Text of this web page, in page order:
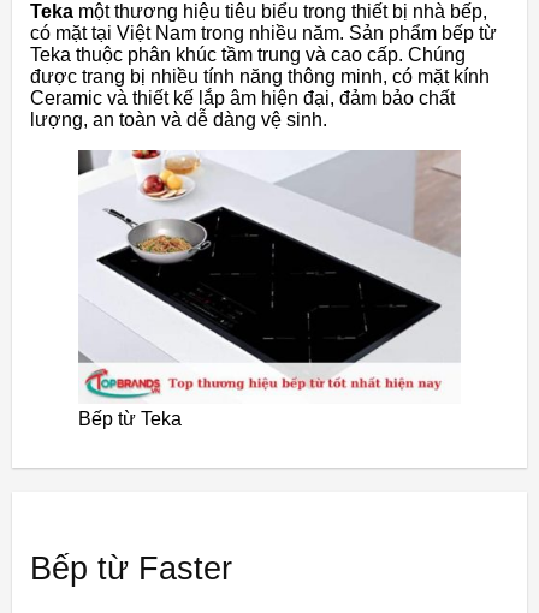
Teka một thương hiệu tiêu biểu trong thiết bị nhà bếp,
có mặt tại Việt Nam trong nhiều năm. Sản phẩm bếp từ
Teka thuộc phân khúc tầm trung và cao cấp. Chúng
được trang bị nhiều tính năng thông minh, có mặt kính
Ceramic và thiết kế lắp âm hiện đại, đảm bảo chất
lượng, an toàn và dễ dàng vệ sinh.
Bếp từ Teka
Bếp từ Faster